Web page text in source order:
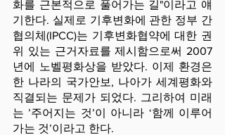
화를 근본적으로 풀어가는 길"이라고 얘
기한다. 실제로 기후변화에 관한 정부 간
협의체(IPCC)는 기후변화협약에 대한 권
위 있는 근거자료를 제시함으로써 2007
년에 노벨평화상을 받았다. 이제 환경은
한 나라의 국가안보, 나아가 세계평화와
직결되는 문제가 되었다. 그리하여 미래
는 ’주어지는 것’이 아니라 ‘함께 이루어
가는 것’이라고 한다.